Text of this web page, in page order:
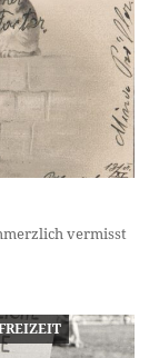
vermisst